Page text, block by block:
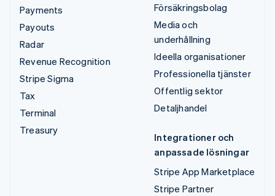
Payments
Payouts
Radar
Revenue Recognition
Stripe Sigma
Tax
Terminal
Treasury
Försäkringsbolag
Media och
underhållning
Ideella organisationer
Professionella tjänster
Offentlig sektor
Detaljhandel
Integrationer och
anpassade lösningar
Stripe App Marketplace
Stripe Partner